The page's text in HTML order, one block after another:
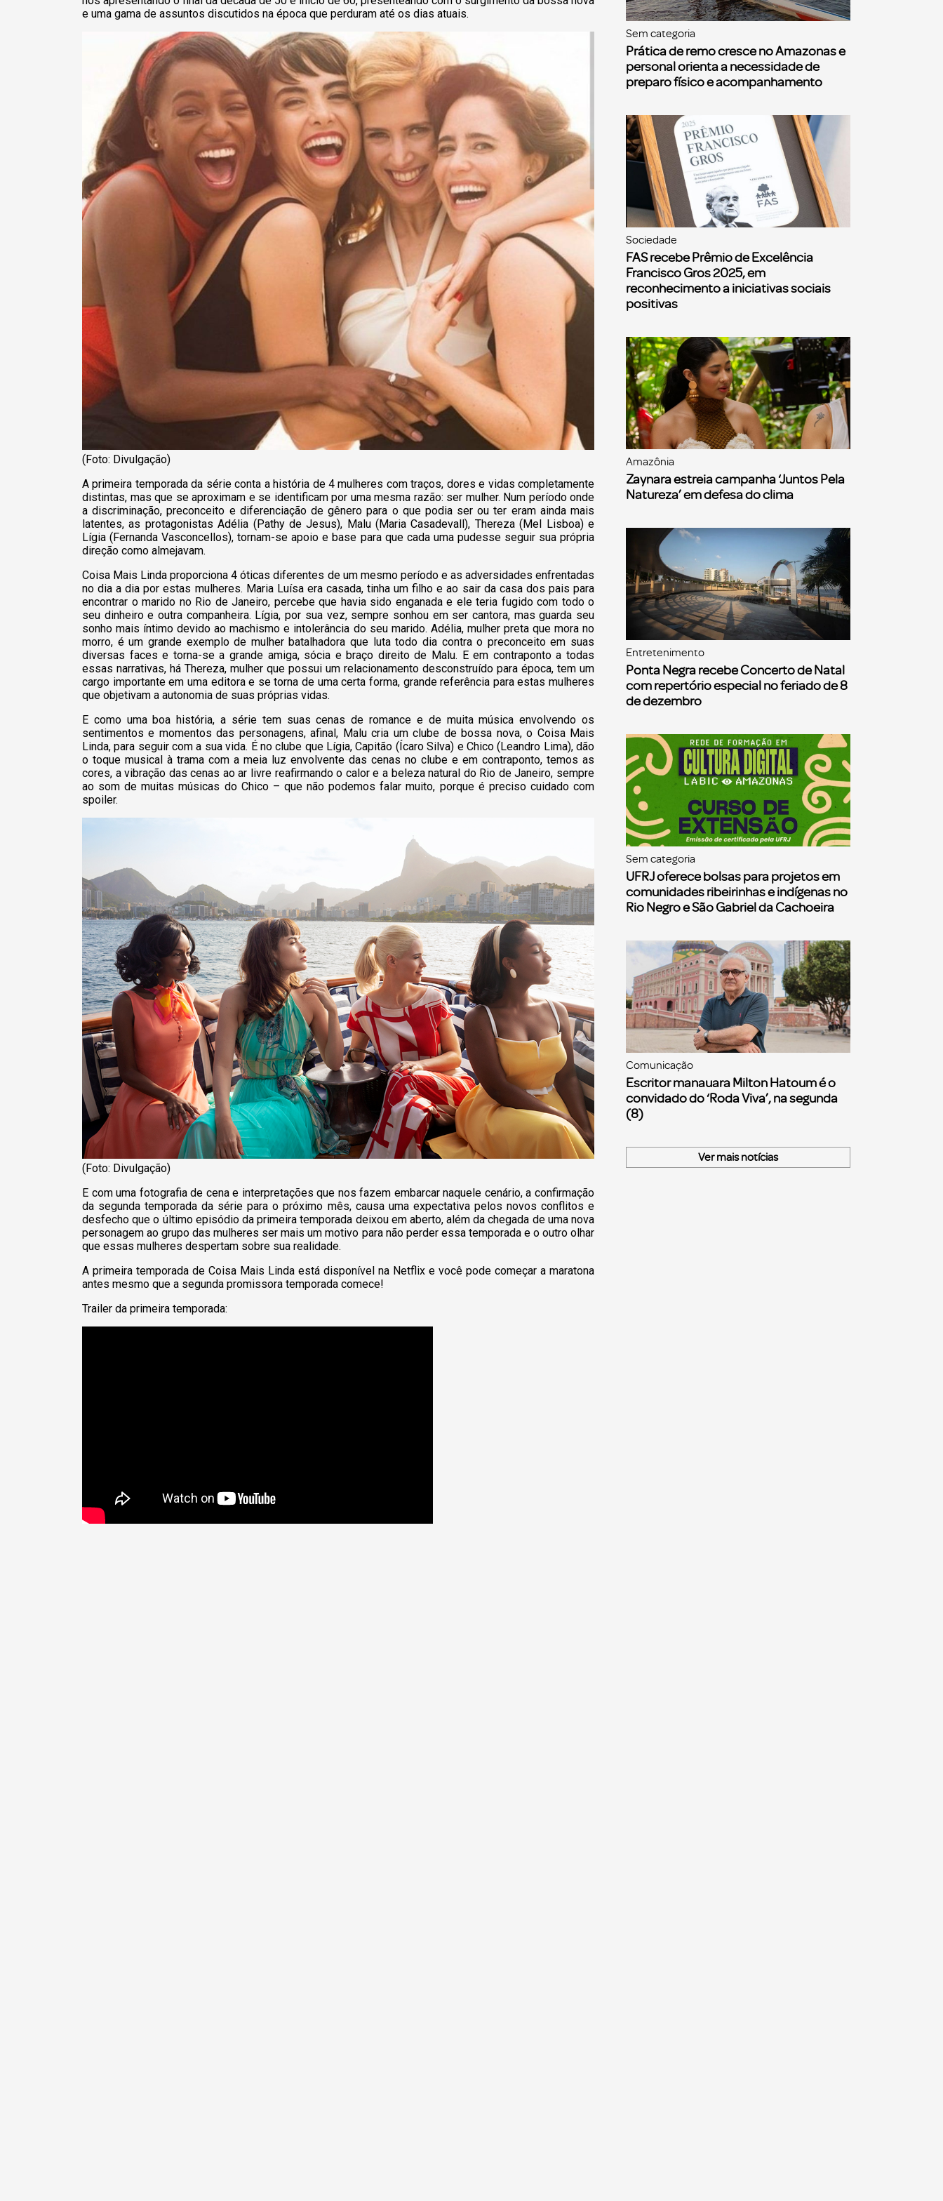
e uma gama de assuntos discutidos na época que perduram até os dias atuais.
(Foto: Divulgação)
A primeira temporada da série conta a história de 4 mulheres com traços, dores e vidas completamente
distintas, mas que se aproximam e se identificam por uma mesma razão: ser mulher. Num período onde
a discriminação, preconceito e diferenciação de gênero para o que podia ser ou ter eram ainda mais
latentes, as protagonistas Adélia (Pathy de Jesus), Malu (Maria Casadevall), Thereza (Mel Lisboa) e
Lígia (Fernanda Vasconcellos), tornam-se apoio e base para que cada uma pudesse seguir sua própria
direção como almejavam.
Coisa Mais Linda proporciona 4 óticas diferentes de um mesmo período e as adversidades enfrentadas
no dia a dia por estas mulheres. Maria Luísa era casada, tinha um filho e ao sair da casa dos pais para
encontrar o marido no Rio de Janeiro, percebe que havia sido enganada e ele teria fugido com todo o
seu dinheiro e outra companheira. Lígia, por sua vez, sempre sonhou em ser cantora, mas guarda seu
sonho mais íntimo devido ao machismo e intolerância do seu marido. Adélia, mulher preta que mora no
morro, é um grande exemplo de mulher batalhadora que luta todo dia contra o preconceito em suas
diversas faces e torna-se a grande amiga, sócia e braço direito de Malu. E em contraponto a todas
essas narrativas, há Thereza, mulher que possui um relacionamento desconstruído para época, tem um
cargo importante em uma editora e se torna de uma certa forma, grande referência para estas mulheres
que objetivam a autonomia de suas próprias vidas.
E como uma boa história, a série tem suas cenas de romance e de muita música envolvendo os
sentimentos e momentos das personagens, afinal, Malu cria um clube de bossa nova, o Coisa Mais
Linda, para seguir com a sua vida. É no clube que Lígia, Capitão (Ícaro Silva) e Chico (Leandro Lima), dão
o toque musical à trama com a meia luz envolvente das cenas no clube e em contraponto, temos as
cores, a vibração das cenas ao ar livre reafirmando o calor e a beleza natural do Rio de Janeiro, sempre
ao som de muitas músicas do Chico – que não podemos falar muito, porque é preciso cuidado com
spoiler.
(Foto: Divulgação)
E com uma fotografia de cena e interpretações que nos fazem embarcar naquele cenário, a confirmação
da segunda temporada da série para o próximo mês, causa uma expectativa pelos novos conflitos e
desfecho que o último episódio da primeira temporada deixou em aberto, além da chegada de uma nova
personagem ao grupo das mulheres ser mais um motivo para não perder essa temporada e o outro olhar
que essas mulheres despertam sobre sua realidade.
A primeira temporada de Coisa Mais Linda está disponível na Netflix e você pode começar a maratona
antes mesmo que a segunda promissora temporada comece!
Trailer da primeira temporada:
Sem categoria
Prática de remo cresce no Amazonas e
personal orienta a necessidade de
preparo físico e acompanhamento
Sociedade
FAS recebe Prêmio de Excelência
Francisco Gros 2025, em
reconhecimento a iniciativas sociais
positivas
Amazônia
Zaynara estreia campanha ‘Juntos Pela
Natureza’ em defesa do clima
Entretenimento
Ponta Negra recebe Concerto de Natal
com repertório especial no feriado de 8
de dezembro
Sem categoria
UFRJ oferece bolsas para projetos em
comunidades ribeirinhas e indígenas no
Rio Negro e São Gabriel da Cachoeira
Comunicação
Escritor manauara Milton Hatoum é o
convidado do ‘Roda Viva’, na segunda
(8)
Ver mais notícias